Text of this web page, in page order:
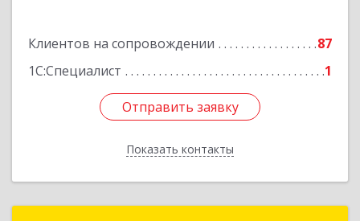
Клиентов на сопровождении
87
1С:Специалист
1
Отправить заявку
Показать контакты
Отправить заявку
Назад